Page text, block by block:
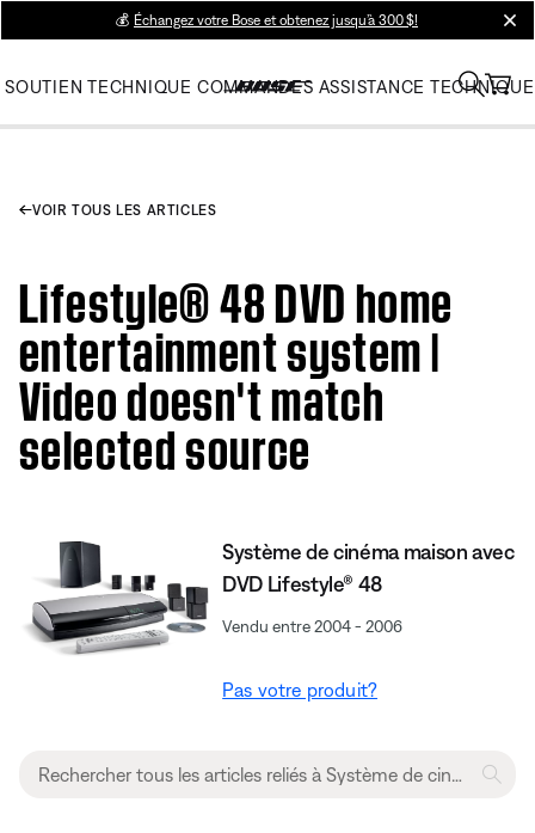
💰 Échangez votre Bose et obtenez jusqu’à 300 $!
SOUTIEN TECHNIQUE COMMANDES ASSISTANCE TECHNIQUE
VOIR TOUS LES ARTICLES
Lifestyle® 48 DVD home
entertainment system |
Video doesn't match
selected source
Système de cinéma maison avec
DVD Lifestyle® 48
Vendu entre 2004 - 2006
Pas votre produit?